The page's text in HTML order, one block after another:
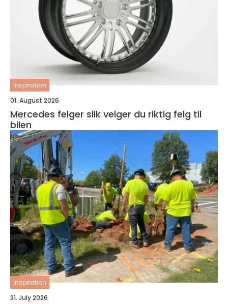
inspiration
01. August 2026
Mercedes felger slik velger du riktig felg til
bilen
inspiration
31. July 2026